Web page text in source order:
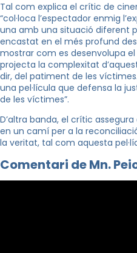
Tal com explica el crític de
“col·loca l’espectador enmig
una amb una situació diferent
encastat en el més profund
mostrar com es desenvolupa
projecta la complexitat
dir, del patiment de les
una pel·lícula que defensa la
de les víctimes”.
D’altra banda, el crític
en un camí per a la
la veritat, tal com aquesta
Comentari de Mn.